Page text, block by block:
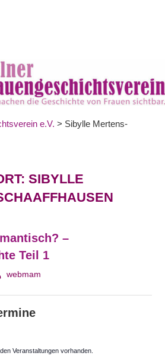
e.V. > Sibylle Mertens-
SIBYLLE
–
Teil 1
webmam
Veranstaltungen vorhanden.